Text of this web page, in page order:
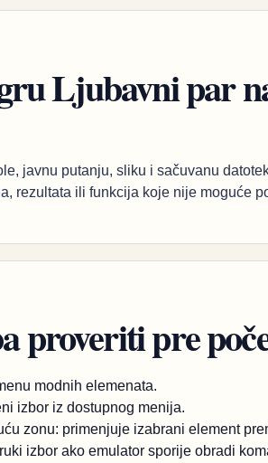
Ljubavni par
javnu putanju, sliku i sačuvanu
rezultata ili funkcija koje nije moguće
proveriti pre
modnih elemenata.
izbor iz dostupnog menija.
zonu: primenjuje izabrani element
izbor ako emulator sporije obradi